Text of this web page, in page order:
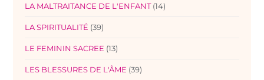
LA MALTRAITANCE DE L'ENFANT (14)
LA SPIRITUALITÉ (39)
LE FEMININ SACREE (13)
LES BLESSURES DE L'ÂME (39)